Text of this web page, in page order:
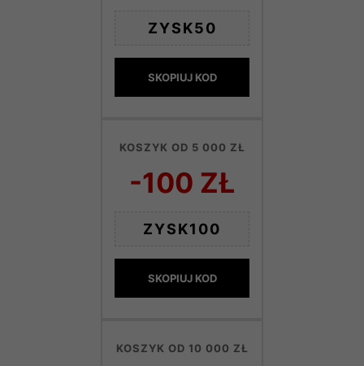
ZYSK50
SKOPIUJ KOD
KOSZYK OD 5 000 ZŁ
-100 ZŁ
ZYSK100
SKOPIUJ KOD
KOSZYK OD 10 000 ZŁ